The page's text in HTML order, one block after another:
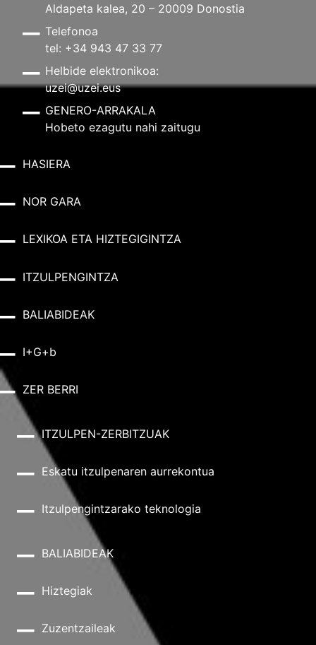
Aldapeta kalea, 20 – 20009 Donostia
Telefonoa
tel: +34 943 47 33 77
Helbide elektronikoa:
uzei@uzei.eus
GENERO-ARRAKALA
Hobeto ezagutu nahi zaitugu
HASIERA
NOR GARA
LEXIKOA ETA HIZTEGIGINTZA
ITZULPENGINTZA
BALIABIDEAK
I+G+b
ZER BERRI
ITZULPEN-ZERBITZUAK
Eskatu itzulpenaren aurrekontua
Itzulpengintzarako teknologia
BALIABIDEAK
Hiztegiak
Zuzentzaileak